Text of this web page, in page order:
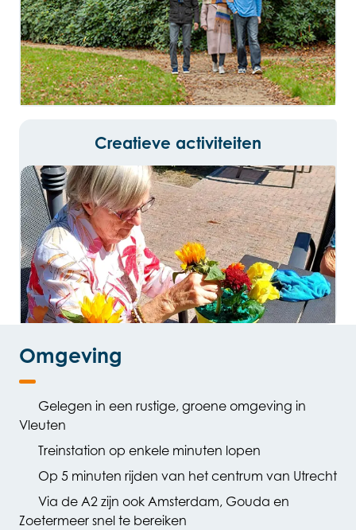
Creatieve activiteiten
Omgeving
Gelegen in een rustige, groene omgeving in
Vleuten
Treinstation op enkele minuten lopen
Op 5 minuten rijden van het centrum van Utrecht
Via de A2 zijn ook Amsterdam, Gouda en
Zoetermeer snel te bereiken